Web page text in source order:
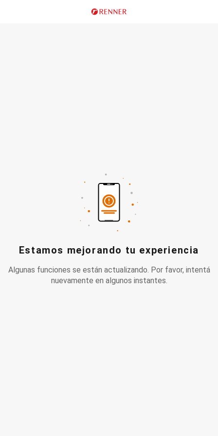
Estamos mejorando tu experiencia
Algunas funciones se están actualizando. Por favor, intentá
nuevamente en algunos instantes.